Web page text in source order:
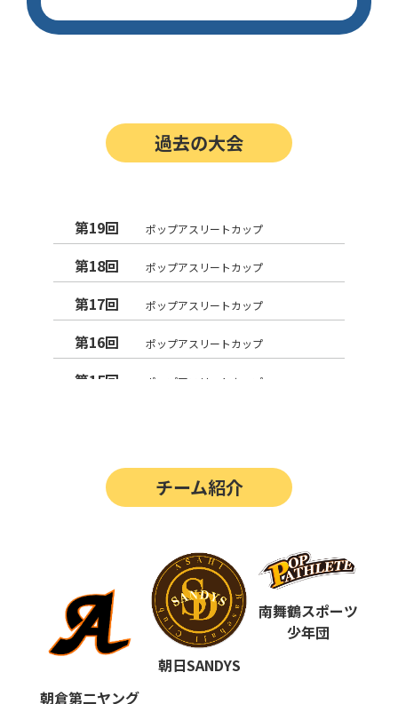
過去の大会
第19回 ポップアスリートカップ
第18回 ポップアスリートカップ
第17回 ポップアスリートカップ
第16回 ポップアスリートカップ
第15回 ポップアスリートカップ
第12回 決勝戦の動画はこちらから
ポップアスリートカップ
第10回 ポップアスリートカップ
第9回 ポップアスリートカップ
チーム紹介
朝倉第二ヤング
朝日SANDYS
南舞鶴スポーツ
少年団